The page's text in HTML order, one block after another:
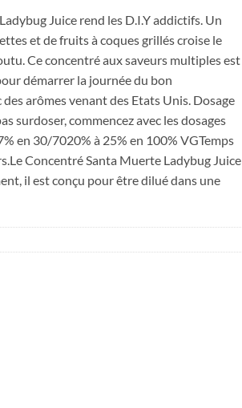
Juice rend les D.I.Y addictifs. Un
et de fruits à coques grillés croise le
Ce concentré aux saveurs multiples est
démarrer la journée du bon
arômes venant des Etats Unis. Dosage
surdoser, commencez avec les dosages
en 30/7020% à 25% en 100% VGTemps
Concentré Santa Muerte Ladybug Juice
il est conçu pour être dilué dans une